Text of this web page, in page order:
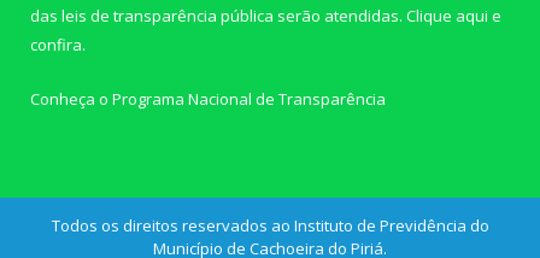
das leis de transparência pública serão atendidas. Clique aqui e
confira.
Conheça o Programa Nacional de Transparência
Todos os direitos reservados ao Instituto de Previdência do
Município de Cachoeira do Piriá.